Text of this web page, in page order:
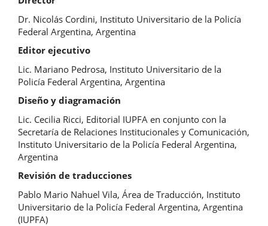
Dr. Nicolás Cordini, Instituto Universitario de la Policía
Federal Argentina, Argentina
Editor ejecutivo
Lic. Mariano Pedrosa, Instituto Universitario de la
Policía Federal Argentina, Argentina
Diseño y diagramación
Lic. Cecilia Ricci, Editorial IUPFA en conjunto con la
Secretaría de Relaciones Institucionales y Comunicación,
Instituto Universitario de la Policía Federal Argentina,
Argentina
Revisión de traducciones
Pablo Mario Nahuel Vila, Área de Traducción, Instituto
Universitario de la Policía Federal Argentina, Argentina
(IUPFA)